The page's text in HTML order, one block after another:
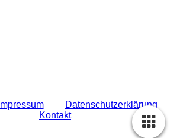
Impressum
Datenschutzerklärung
Kontakt